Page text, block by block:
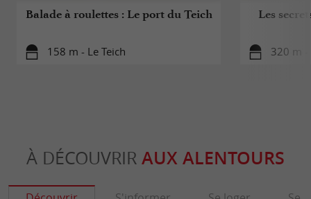
Balade à roulettes : Le port du Teich
158 m - Le Teich
Les
320 m -
À DÉCOUVRIR AUX ALENTOURS